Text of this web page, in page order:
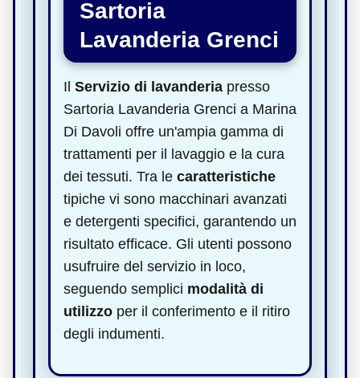
Sartoria
Lavanderia Grenci
Il Servizio di lavanderia presso
Sartoria Lavanderia Grenci a Marina
Di Davoli offre un'ampia gamma di
trattamenti per il lavaggio e la cura
dei tessuti. Tra le caratteristiche
tipiche vi sono macchinari avanzati
e detergenti specifici, garantendo un
risultato efficace. Gli utenti possono
usufruire del servizio in loco,
seguendo semplici modalità di
utilizzo per il conferimento e il ritiro
degli indumenti.